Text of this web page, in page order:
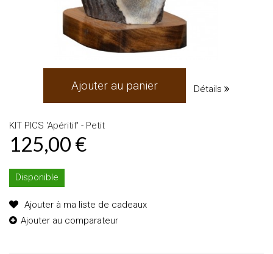
Ajouter au panier Détails
KIT PICS 'Apéritif' - Petit
125,00 €
Disponible
Ajouter à ma liste de cadeaux
Ajouter au comparateur